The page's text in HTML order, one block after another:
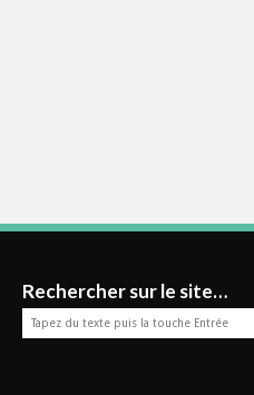
Rechercher sur le site…